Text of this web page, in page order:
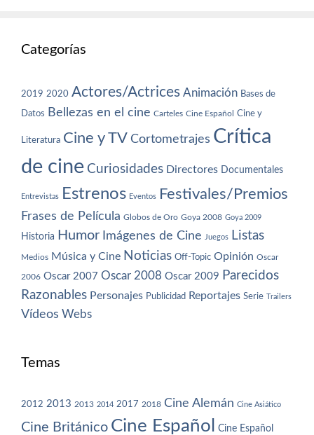
Categorías
2019 2020 Actores/Actrices Animación Bases de
Datos Bellezas en el cine Carteles Cine Español Cine y
Literatura Cine y TV Cortometrajes Crítica
de cine Curiosidades Directores Documentales
Entrevistas Estrenos Eventos Festivales/Premios
Frases de Película Globos de Oro Goya 2008 Goya 2009
Historia Humor Imágenes de Cine Juegos Listas
Medios Música y Cine Noticias Off-Topic Opinión Oscar
2006 Oscar 2007 Oscar 2008 Oscar 2009 Parecidos
Razonables Personajes Publicidad Reportajes Serie Trailers
Vídeos Webs
Temas
2012 2013 2013 2014 2017 2018 Cine Alemán Cine Asiático
Cine Británico Cine Español Cine Español